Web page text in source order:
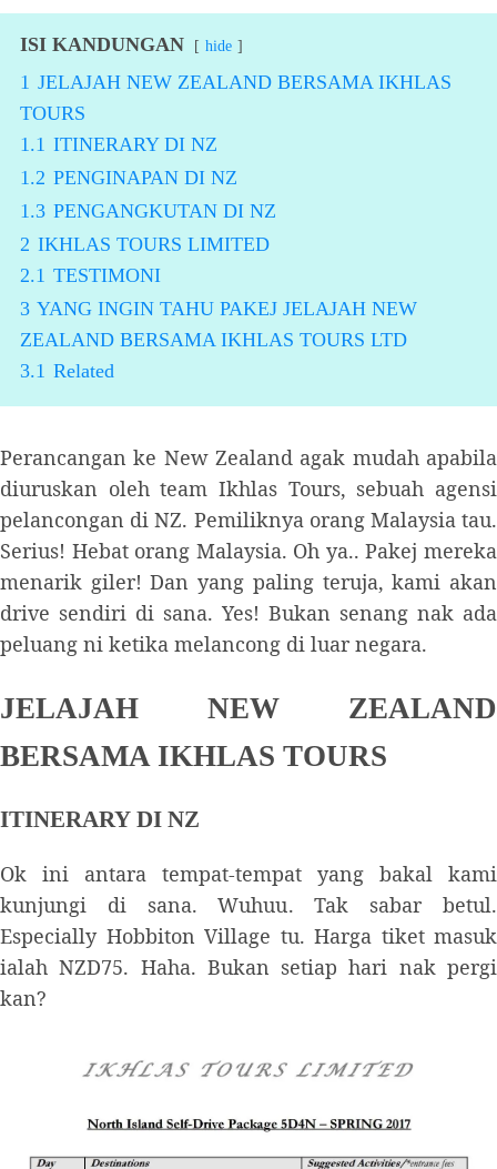
ISI KANDUNGAN hide
1 JELAJAH NEW ZEALAND BERSAMA IKHLAS
TOURS
1.1 ITINERARY DI NZ
1.2 PENGINAPAN DI NZ
1.3 PENGANGKUTAN DI NZ
2 IKHLAS TOURS LIMITED
2.1 TESTIMONI
3 YANG INGIN TAHU PAKEJ JELAJAH NEW
ZEALAND BERSAMA IKHLAS TOURS LTD
3.1 Related
Perancangan ke New Zealand agak mudah apabila
diuruskan oleh team Ikhlas Tours, sebuah agensi
pelancongan di NZ. Pemiliknya orang Malaysia tau.
Serius! Hebat orang Malaysia. Oh ya.. Pakej mereka
menarik giler! Dan yang paling teruja, kami akan
drive sendiri di sana. Yes! Bukan senang nak ada
peluang ni ketika melancong di luar negara.
JELAJAH NEW ZEALAND
BERSAMA IKHLAS TOURS
ITINERARY DI NZ
Ok ini antara tempat-tempat yang bakal kami
kunjungi di sana. Wuhuu. Tak sabar betul.
Especially Hobbiton Village tu. Harga tiket masuk
ialah NZD75. Haha. Bukan setiap hari nak pergi
kan?